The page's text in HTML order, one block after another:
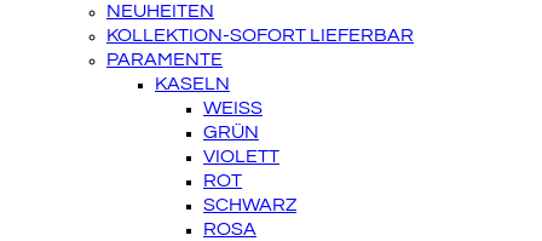
NEUHEITEN
KOLLEKTION-SOFORT LIEFERBAR
PARAMENTE
KASELN
WEISS
GRÜN
VIOLETT
ROT
SCHWARZ
ROSA